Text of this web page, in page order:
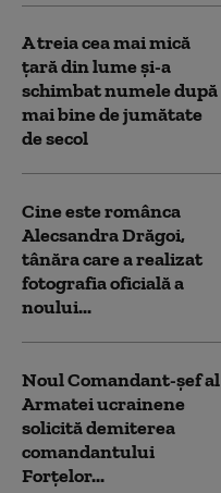
A treia cea mai mică
țară din lume și-a
schimbat numele după
mai bine de jumătate
de secol
Cine este românca
Alecsandra Drăgoi,
tânăra care a realizat
fotografia oficială a
noului...
Noul Comandant-șef al
Armatei ucrainene
solicită demiterea
comandantului
Forțelor...